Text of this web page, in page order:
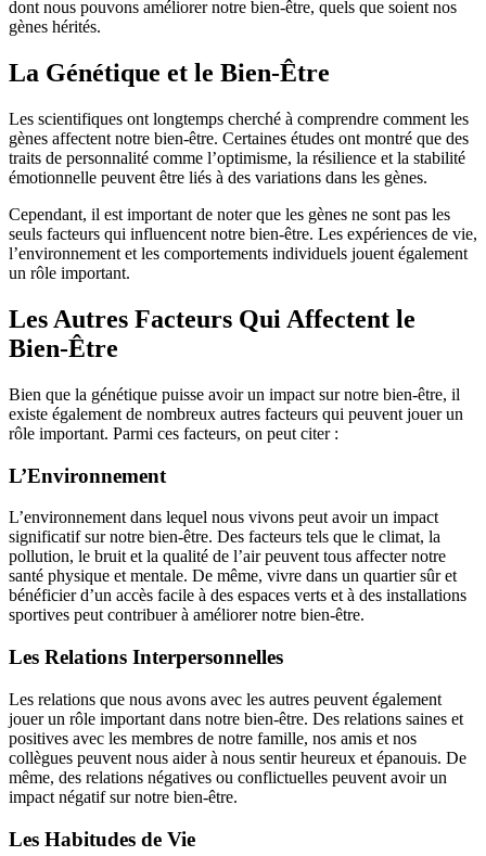
dont nous pouvons améliorer notre bien-être, quels que soient nos
gènes hérités.
La Génétique et le Bien-Être
Les scientifiques ont longtemps cherché à comprendre comment les
gènes affectent notre bien-être. Certaines études ont montré que des
traits de personnalité comme l’optimisme, la résilience et la stabilité
émotionnelle peuvent être liés à des variations dans les gènes.
Cependant, il est important de noter que les gènes ne sont pas les
seuls facteurs qui influencent notre bien-être. Les expériences de vie,
l’environnement et les comportements individuels jouent également
un rôle important.
Les Autres Facteurs Qui Affectent le
Bien-Être
Bien que la génétique puisse avoir un impact sur notre bien-être, il
existe également de nombreux autres facteurs qui peuvent jouer un
rôle important. Parmi ces facteurs, on peut citer :
L’Environnement
L’environnement dans lequel nous vivons peut avoir un impact
significatif sur notre bien-être. Des facteurs tels que le climat, la
pollution, le bruit et la qualité de l’air peuvent tous affecter notre
santé physique et mentale. De même, vivre dans un quartier sûr et
bénéficier d’un accès facile à des espaces verts et à des installations
sportives peut contribuer à améliorer notre bien-être.
Les Relations Interpersonnelles
Les relations que nous avons avec les autres peuvent également
jouer un rôle important dans notre bien-être. Des relations saines et
positives avec les membres de notre famille, nos amis et nos
collègues peuvent nous aider à nous sentir heureux et épanouis. De
même, des relations négatives ou conflictuelles peuvent avoir un
impact négatif sur notre bien-être.
Les Habitudes de Vie